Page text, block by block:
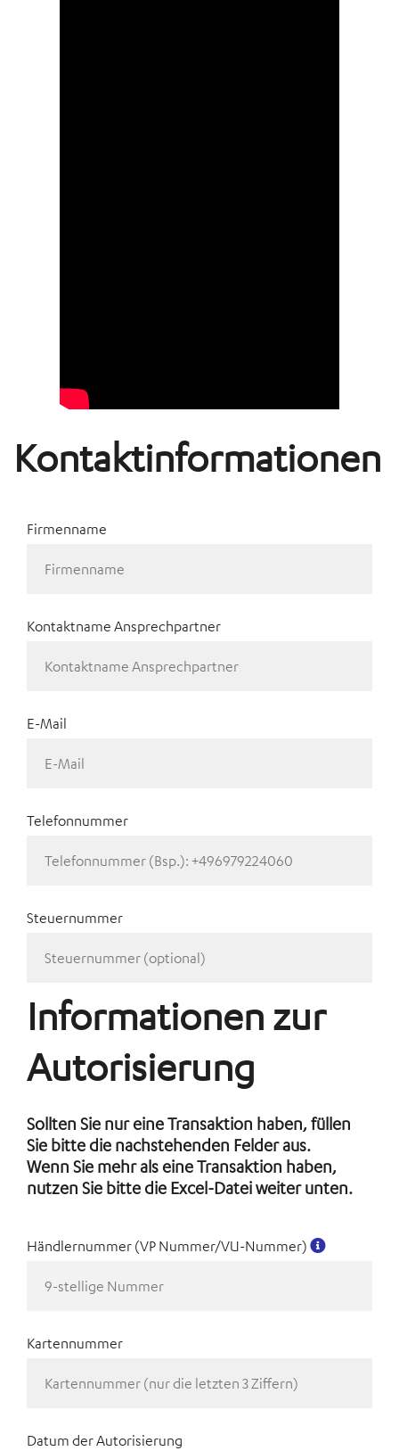
Kontaktinformationen
Firmenname
Kontaktname Ansprechpartner
E-Mail
Telefonnummer
Steuernummer
Informationen zur
Autorisierung
Sollten Sie nur eine Transaktion haben, füllen
Sie bitte die nachstehenden Felder aus.
Wenn Sie mehr als eine Transaktion haben,
nutzen Sie bitte die Excel-Datei weiter unten.
Händlernummer (VP Nummer/VU-Nummer)
Kartennummer
Datum der Autorisierung